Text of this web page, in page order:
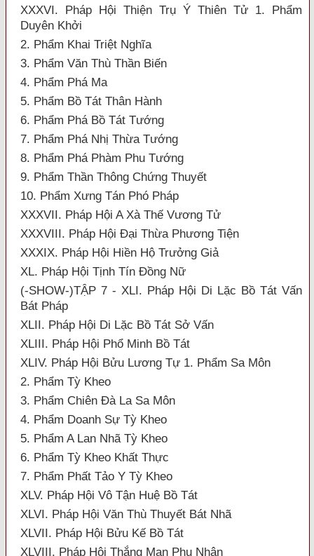
XXXVI. Pháp Hội Thiện Trụ Ý Thiên Tử 1. Phẩm
Duyên Khởi
2. Phẩm Khai Triệt Nghĩa
3. Phẩm Văn Thù Thần Biến
4. Phẩm Phá Ma
5. Phẩm Bồ Tát Thân Hành
6. Phẩm Phá Bồ Tát Tướng
7. Phẩm Phá Nhị Thừa Tướng
8. Phẩm Phá Phàm Phu Tướng
9. Phẩm Thần Thông Chứng Thuyết
10. Phẩm Xưng Tán Phó Pháp
XXXVII. Pháp Hội A Xà Thế Vương Tử
XXXVIII. Pháp Hội Đại Thừa Phương Tiện
XXXIX. Pháp Hội Hiền Hộ Trưởng Giả
XL. Pháp Hội Tịnh Tín Đồng Nữ
(-SHOW-)TẬP 7 - XLI. Pháp Hội Di Lặc Bồ Tát Vấn
Bát Pháp
XLII. Pháp Hội Di Lặc Bồ Tát Sở Vấn
XLIII. Pháp Hội Phổ Minh Bồ Tát
XLIV. Pháp Hội Bửu Lương Tự 1. Phẩm Sa Môn
2. Phẩm Tỳ Kheo
3. Phẩm Chiên Đà La Sa Môn
4. Phẩm Doanh Sự Tỳ Kheo
5. Phẩm A Lan Nhã Tỳ Kheo
6. Phẩm Tỳ Kheo Khất Thực
7. Phẩm Phất Tảo Y Tỳ Kheo
XLV. Pháp Hội Vô Tận Huệ Bồ Tát
XLVI. Pháp Hội Văn Thù Thuyết Bát Nhã
XLVII. Pháp Hội Bửu Kế Bồ Tát
XLVIII. Pháp Hội Thắng Man Phu Nhân